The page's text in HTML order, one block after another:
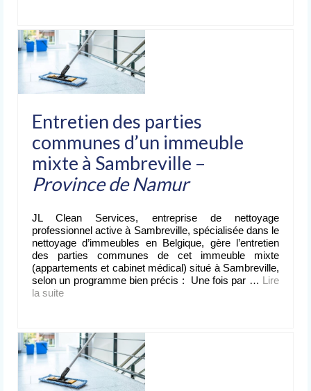
Entretien des parties
communes d’un immeuble
mixte à Sambreville –
Province de Namur
JL Clean Services, entreprise de nettoyage
professionnel active à Sambreville, spécialisée dans le
nettoyage d’immeubles en Belgique, gère l’entretien
des parties communes de cet immeuble mixte
(appartements et cabinet médical) situé à Sambreville,
selon un programme bien précis : Une fois par … Lire
la suite­­